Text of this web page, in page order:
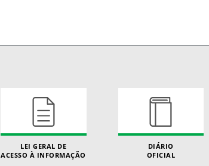
LEI GERAL DE
ACESSO À INFORMAÇÃO
DIÁRIO
OFICIAL